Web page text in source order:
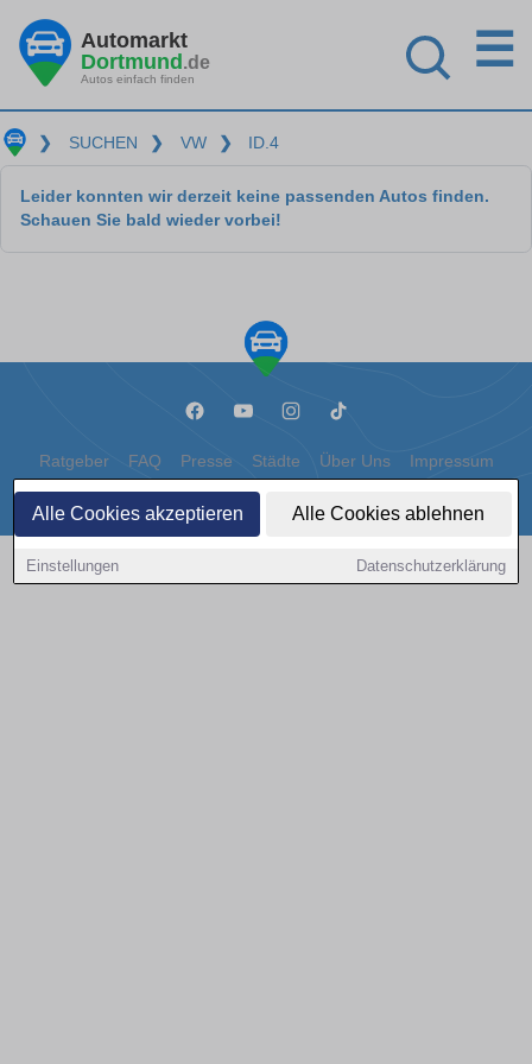
Alle Cookies akzeptieren Alle Cookies ablehnen
Einstellungen Datenschutzerklärung
Automarkt
Dortmund.de
Autos einfach finden
☰
❯ SUCHEN ❯ VW ❯ ID.4
Leider konnten wir derzeit keine passenden Autos finden.
Schauen Sie bald wieder vorbei!
Ratgeber FAQ Presse Städte Über Uns Impressum
Datenschutz Cookies
Copyright © 2000 - 2026 | 1A Infosysteme GmbH | Content by: 1a-sites-autos